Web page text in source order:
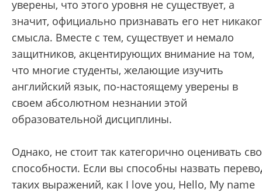
уверены, что этого уровня не существует, а
значит, официально признавать его нет
смысла. Вместе с тем, существует и немало
защитников, акцентирующих внимание на том,
что многие студенты, желающие изучить
английский язык, по-настоящему уверены в
своем абсолютном незнании этой
образовательной дисциплины.
Однако, не стоит так категорично оценивать
способности. Если вы способны назвать
таких выражений, как I love you, Hello, My name